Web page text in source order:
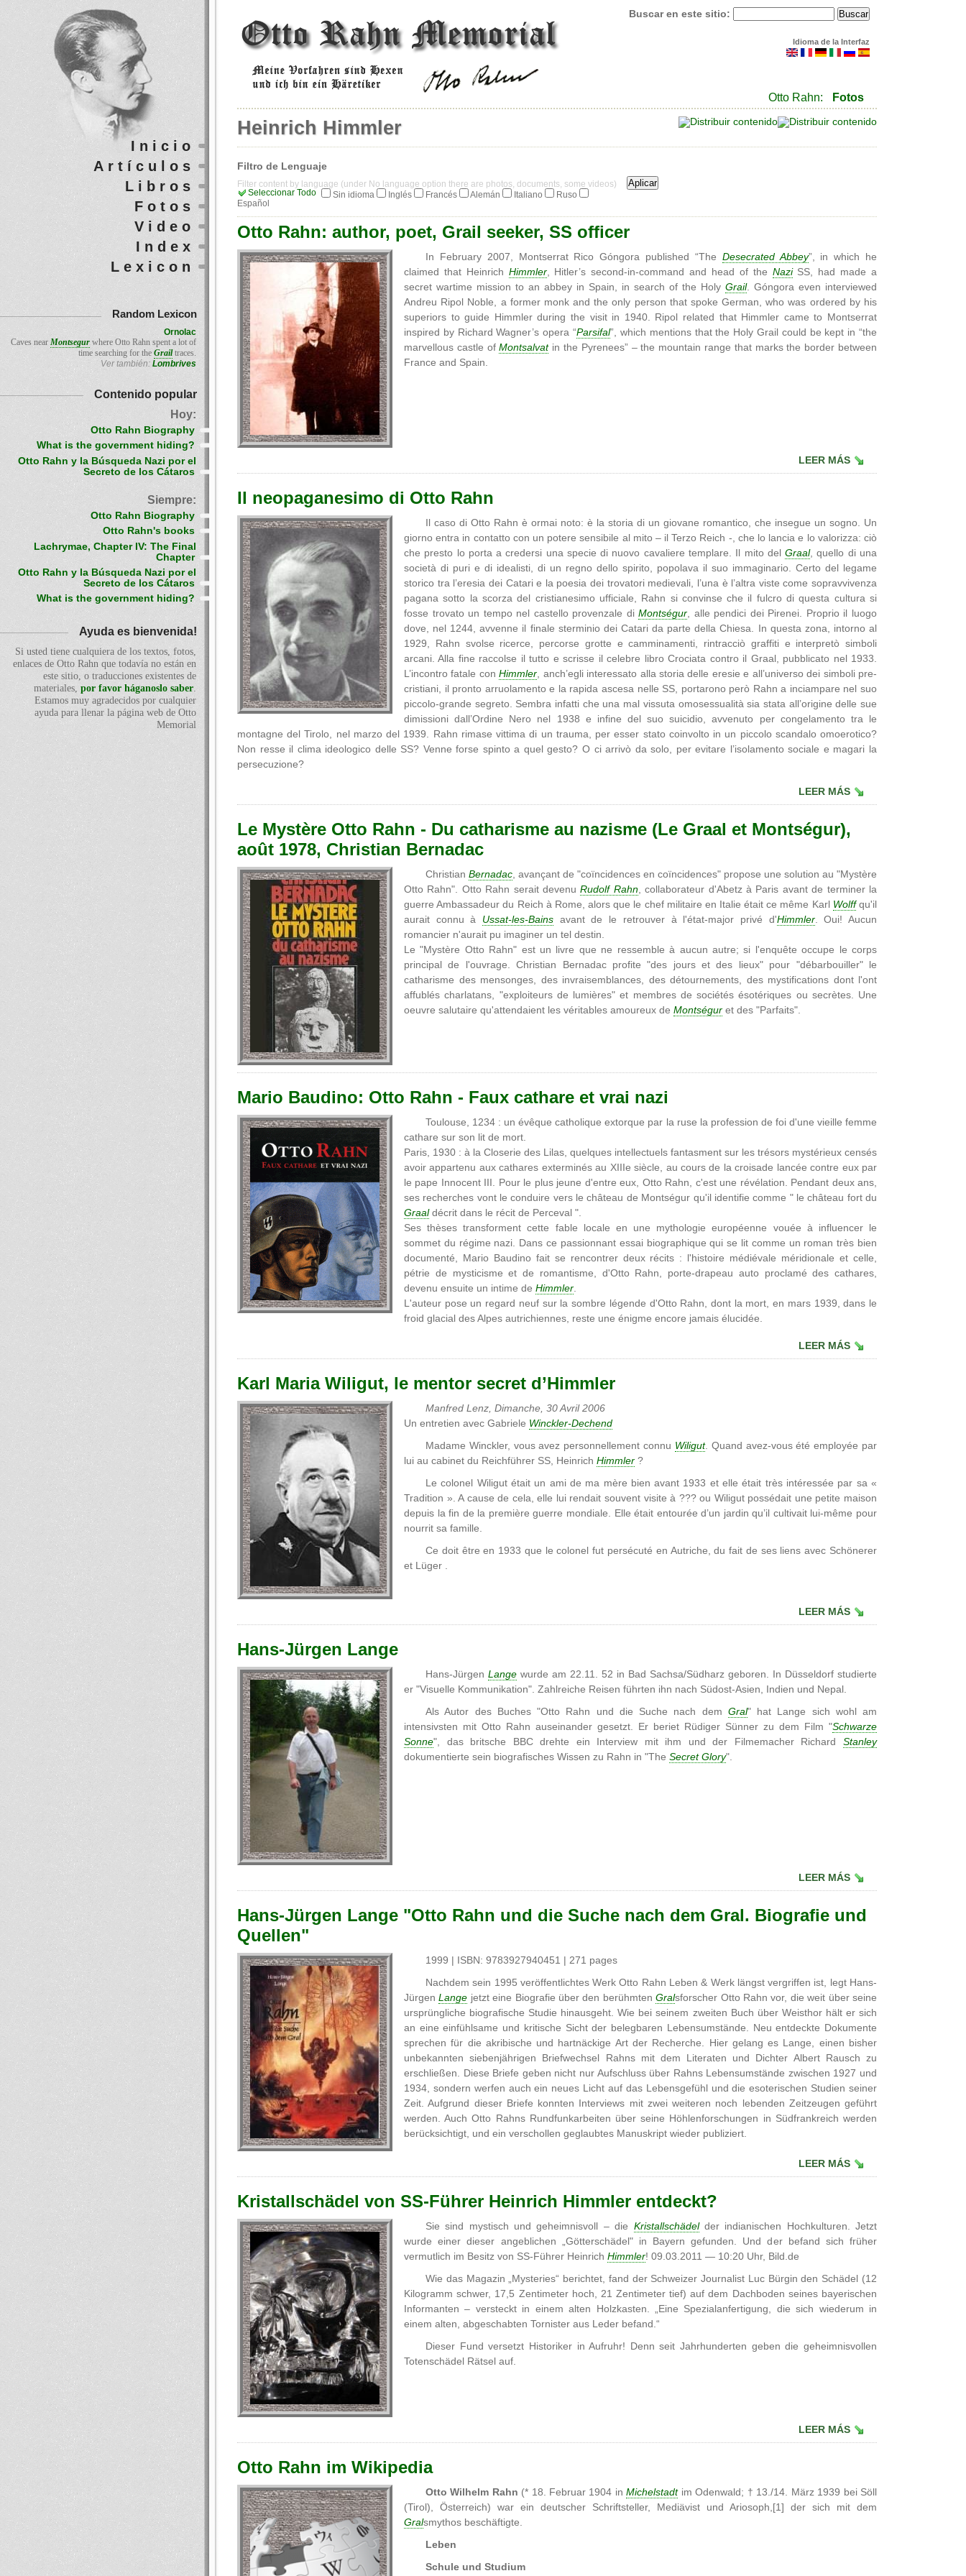
Buscar en este sitio:
Idioma de la Interfaz
Otto Rahn: Fotos
Heinrich Himmler
Filtro de Lenguaje
Filter content by language (under No language option there are photos, documents, some videos)
Seleccionar Todo
Sin idioma Inglés Francés Alemán Italiano
Ruso
Español
Otto Rahn: author, poet, Grail seeker, SS officer
In February 2007, Montserrat Rico Góngora published “The Desecrated Abbey”, in which he
claimed that Heinrich Himmler, Hitler’s second-in-command and head of the NaziSS, had made a
secret wartime mission to an abbey in Spain, in search of the Holy Grail. Góngora even interviewed
Andreu Ripol Noble, a former monk and the only person that spoke German, who was ordered by his
superiors to guide Himmler during the visit in 1940. Ripol related that Himmler came to Montserrat
inspired by Richard Wagner’s opera “Parsifal”, which mentions that the Holy Grail could be kept in “the
marvellous castle ofMontsalvatin the Pyrenees” – the mountain range that marks the border between
France and Spain.
LEER MÁS
Il neopaganesimo di Otto Rahn
Il caso di Otto Rahn è ormai noto: è la storia di un giovane romantico, che insegue un sogno. Un
giorno entra in contatto con un potere sensibile al mito – il Terzo Reich -, che lo lancia e lo valorizza: ciò
che presto lo porta a credersi una specie di nuovo cavaliere templare. Il mito delGraal, quello di una
società di puri e di idealisti, di un regno dello spirito, popolava il suo immaginario. Certo del legame
storico tra l’eresia dei Catari e la poesia dei trovatori medievali, l’una è l’altra viste come sopravvivenza
pagana sotto la scorza del cristianesimo ufficiale, Rahn si convinse che il fulcro di questa cultura si
fosse trovato un tempo nel castello provenzale diMontségur , alle pendici dei Pirenei. Proprio il luogo
dove, nel 1244, avvenne il finale sterminio dei Catari da parte della Chiesa. In questa zona, intorno al
1929, Rahn svolse ricerce, percorse grotte e camminamenti, rintracciò graffiti e interpretò simboli
arcani. Alla fine raccolse il tutto e scrisse il celebre libro Crociata contro il Graal, pubblicato nel 1933.
L’incontro fatale conHimmler , anch’egli interessato alla storia delle eresie e all’universo dei simboli pre-
cristiani, il pronto arruolamento e la rapida ascesa nelle SS, portarono però Rahn a inciampare nel suo
piccolo-grande segreto. Sembra infatti che una mal vissuta omosessualità sia stata all’origine delle sue
dimissioni dall’Ordine Nero nel 1938 e infine del suo suicidio, avvenuto per congelamento tra le
montagne del Tirolo, nel marzo del 1939. Rahn rimase vittima di un trauma, per esser stato coinvolto in un piccolo scandalo omoerotico?
Non resse il clima ideologico delle SS? Venne forse spinto a quel gesto? O ci arrivò da solo, per evitare l’isolamento sociale e magari la
persecuzione?
LEER MÁS
Le Mystère Otto Rahn - Du catharisme au nazisme (Le Graal et Montségur),
août 1978, Christian Bernadac
Christian Bernadac , avançant de "coïncidences en coïncidences" propose une solution au "Mystère
Otto Rahn". Otto Rahn serait devenuRudolf Rahn, collaborateur d'Abetz à Paris avant de terminer la
guerre Ambassadeur du Reich à Rome, alors que le chef militaire en Italie était ce même Karl Wolffqu'il
aurait connu à Ussat-les-Bains avant de le retrouver à l'état-major privé d'Himmler. Oui! Aucun
romancier n'aurait pu imaginer un tel destin.
Le "Mystère Otto Rahn" est un livre que ne ressemble à aucun autre; si l'enquête occupe le corps
principal de l'ouvrage. Christian Bernadac profite "des jours et des lieux" pour "débarbouiller" le
catharisme des mensonges, des invraisemblances, des détournements, des mystifications dont l'ont
affublés charlatans, "exploiteurs de lumières" et membres de sociétés ésotériques ou secrètes. Une
oeuvre salutaire qu'attendaient les véritables amoureux de Montségur et des "Parfaits".
Mario Baudino: Otto Rahn - Faux cathare et vrai nazi
Toulouse, 1234 : un évêque catholique extorque par la ruse la profession de foi d'une vieille femme
cathare sur son lit de mort.
Paris, 1930 : à la Closerie des Lilas, quelques intellectuels fantasment sur les trésors mystérieux censés
avoir appartenu aux cathares exterminés au XIIIe siècle, au cours de la croisade lancée contre eux par
le pape Innocent III. Pour le plus jeune d'entre eux, Otto Rahn, c'est une révélation. Pendant deux ans,
ses recherches vont le conduire vers le château de Montségur qu'il identifie comme " le château fort du
Graaldécrit dans le récit de Perceval ".
Ses thèses transforment cette fable locale en une mythologie européenne vouée à influencer le
sommet du régime nazi. Dans ce passionnant essai biographique qui se lit comme un roman très bien
documenté, Mario Baudino fait se rencontrer deux récits : l'histoire médiévale méridionale et celle,
pétrie de mysticisme et de romantisme, d'Otto Rahn, porte-drapeau auto proclamé des cathares,
devenu ensuite un intime de Himmler
L'auteur pose un regard neuf sur la sombre légende d'Otto Rahn, dont la mort, en mars 1939, dans le
froid glacial des Alpes autrichiennes, reste une énigme encore jamais élucidée.
LEER MÁS
Karl Maria Wiligut, le mentor secret d’Himmler
Manfred Lenz, Dimanche, 30 Avril 2006
Un entretien avec Gabriele Winckler-Dechend
Madame Winckler, vous avez personnellement connu Wiligut. Quand avez-vous été employée par
lui au cabinet du Reichführer SS, Heinrich Himmler ?
Le colonel Wiligut était un ami de ma mère bien avant 1933 et elle était très intéressée par sa «
Tradition ». A cause de cela, elle lui rendait souvent visite à ??? ou Wiligut possédait une petite maison
depuis la fin de la première guerre mondiale. Elle était entourée d’un jardin qu’il cultivait lui-même pour
nourrit sa famille.
Ce doit être en 1933 que le colonel fut persécuté en Autriche, du fait de ses liens avec Schönerer
et Lüger .
LEER MÁS
Hans-Jürgen Lange
Hans-Jürgen Lange wurde am 22.11. 52 in Bad Sachsa/Südharz geboren. In Düsseldorf studierte
er "Visuelle Kommunikation". Zahlreiche Reisen führten ihn nach Südost-Asien, Indien und Nepal.
Als Autor des Buches "Otto Rahn und die Suche nach dem Gral" hat Lange sich wohl am
intensivsten mit Otto Rahn auseinander gesetzt. Er beriet Rüdiger Sünner zu dem Film "Schwarze
Sonne", das britsche BBC drehte ein Interview mit ihm und der Filmemacher Richard Stanley
dokumentierte sein biografisches Wissen zu Rahn in "The Secret Glory".
LEER MÁS
Hans-Jürgen Lange "Otto Rahn und die Suche nach dem Gral. Biografie und
Quellen"
1999 | ISBN: 9783927940451 | 271 pages
Nachdem sein 1995 veröffentlichtes Werk Otto Rahn Leben & Werk längst vergriffen ist, legt Hans-
JürgenLange jetzt eine Biografie über den berühmtenGralsforscher Otto Rahn vor, die weit über seine
ursprüngliche biografische Studie hinausgeht. Wie bei seinem zweiten Buch über Weisthor hält er sich
an eine einfühlsame und kritische Sicht der belegbaren Lebensumstände. Neu entdeckte Dokumente
sprechen für die akribische und hartnäckige Art der Recherche. Hier gelang es Lange, einen bisher
unbekannten siebenjährigen Briefwechsel Rahns mit dem Literaten und Dichter Albert Rausch zu
erschließen. Diese Briefe geben nicht nur Aufschluss über Rahns Lebensumstände zwischen 1927 und
1934, sondern werfen auch ein neues Licht auf das Lebensgefühl und die esoterischen Studien seiner
Zeit. Aufgrund dieser Briefe konnten Interviews mit zwei weiteren noch lebenden Zeitzeugen geführt
werden. Auch Otto Rahns Rundfunkarbeiten über seine Höhlenforschungen in Südfrankreich werden
berücksichtigt, und ein verschollen geglaubtes Manuskript wieder publiziert.
LEER MÁS
Kristallschädel von SS-Führer Heinrich Himmler entdeckt?
Sie sind mystisch und geheimnisvoll – die Kristallschädelder indianischen Hochkulturen. Jetzt
wurde einer dieser angeblichen „Götterschädel" in Bayern gefunden. Und der befand sich früher
vermutlich im Besitz von SS-Führer Heinrich Himmler! 09.03.2011 — 10:20 Uhr, Bild.de
Wie das Magazin „Mysteries“ berichtet, fand der Schweizer Journalist Luc Bürgin den Schädel (12
Kilogramm schwer, 17,5 Zentimeter hoch, 21 Zentimeter tief) auf dem Dachboden seines bayerischen
Informanten – versteckt in einem alten Holzkasten. „Eine Spezialanfertigung, die sich wiederum in
einem alten, abgeschabten Tornister aus Leder befand.“
Dieser Fund versetzt Historiker in Aufruhr! Denn seit Jahrhunderten geben die geheimnisvollen
Totenschädel Rätsel auf.
LEER MÁS
Otto Rahn im Wikipedia
Otto Wilhelm Rahn (* 18. Februar 1904 inMichelstadtim Odenwald; † 13./14. März 1939 bei Söll
(Tirol), Österreich) war ein deutscher Schriftsteller, Mediävist und Ariosoph,[1] der sich mit dem
Gralsmythos beschäftigte.
Leben
Schule und Studium
Inicio
Artículos
Libros
Fotos
Video
Index
Lexicon
Random Lexicon
Ornolac
Caves near Montsegurwhere Otto Rahn spent a lot of
time searching for the Grailtraces.
Ver también: Lombrives
Contenido popular
Hoy:
Otto Rahn Biography
What is the government hiding?
Otto Rahn y la Búsqueda Nazi por el
Secreto de los Cátaros
Siempre:
Otto Rahn Biography
Otto Rahn's books
Lachrymae, Chapter IV: The Final
Chapter
Otto Rahn y la Búsqueda Nazi por el
Secreto de los Cátaros
What is the government hiding?
Ayuda es bienvenida!
Si usted tiene cualquiera de los textos, fotos,
enlaces de Otto Rahn que todavía no están en
este sitio, o traducciones existentes de
materiales, por favor háganoslo saber.
Estamos muy agradecidos por cualquier
ayuda para llenar la página web de Otto
Memorial